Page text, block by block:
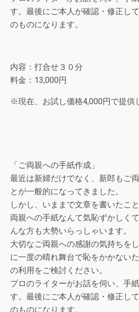
す。最後にご本人が確認・修正し
のものになります。
内容：打合せ３０分
料金：13,000円
※現在、お試し価格4,000円で提供
「ご両親への手紙作成」
最近は新婦だけでなく、新郎もご
とが一般的になってきました。
しかし、いままで文章を書いたこ
両親への手紙なんて気恥ずかしく
んな方も大勢いらっしゃいます。
大切なご両親への感謝の気持ちを
に一度の晴れ舞台で恥をかかない
の利用をご検討ください。
プロのライターがお話を伺い、手
す。最後にご本人が確認・修正し
のものになります。